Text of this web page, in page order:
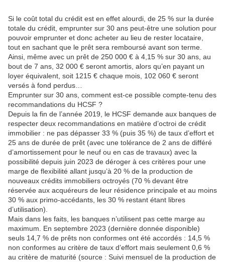
Si le coût total du crédit est en effet alourdi, de 25 % sur la durée
totale du crédit, emprunter sur 30 ans peut-être une solution pour
pouvoir emprunter et donc acheter au lieu de rester locataire,
tout en sachant que le prêt sera remboursé avant son terme.
Ainsi, même avec un prêt de 250 000 € à 4,15 % sur 30 ans, au
bout de 7 ans, 32 000 € seront amortis, alors qu’en payant un
loyer équivalent, soit 1215 € chaque mois, 102 060 € seront
versés à fond perdus…
Emprunter sur 30 ans, comment est-ce possible compte-tenu des
recommandations du HCSF ?
Depuis la fin de l’année 2019, le HCSF demande aux banques de
respecter deux recommandations en matière d’octroi de crédit
immobilier : ne pas dépasser 33 % (puis 35 %) de taux d’effort et
25 ans de durée de prêt (avec une tolérance de 2 ans de différé
d’amortissement pour le neuf ou en cas de travaux) avec la
possibilité depuis juin 2023 de déroger à ces critères pour une
marge de flexibilité allant jusqu’à 20 % de la production de
nouveaux crédits immobiliers octroyés (70 % devant être
réservée aux acquéreurs de leur résidence principale et au moins
30 % aux primo-accédants, les 30 % restant étant libres
d’utilisation).
Mais dans les faits, les banques n’utilisent pas cette marge au
maximum. En septembre 2023 (dernière donnée disponible)
seuls 14,7 % de prêts non conformes ont été accordés : 14,5 %
non conformes au critère de taux d’effort mais seulement 0,6 %
au critère de maturité (source : Suivi mensuel de la production de